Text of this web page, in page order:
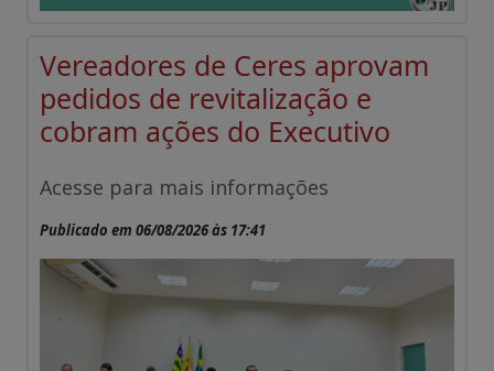
Vereadores de Ceres aprovam
pedidos de revitalização e
cobram ações do Executivo
Acesse para mais informações
Publicado em 06/08/2026 às 17:41